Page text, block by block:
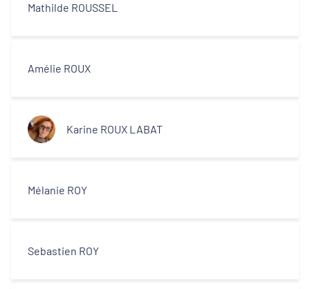
Mathilde ROUSSEL
Amélie ROUX
Karine ROUX LABAT
Mélanie ROY
Sebastien ROY